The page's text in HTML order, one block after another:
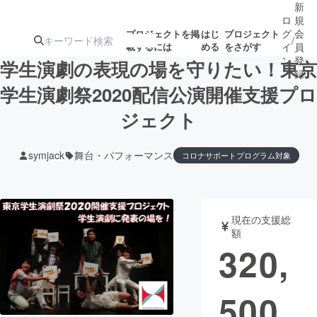
プロジェクトを掲
載するには
はじ
める
プロジェクト
をさがす
注目の新着プロ募集終了が近いプ
テクノロジー・ガジェット ゲーム・サ
映像・映画 書籍・雑誌
ビジネス・起業 チャレンジ
ロ
グ
イ
ン
/
新
規
会
員
登
録
学生演劇の表現の場を守りたい！東京
学生演劇祭2020配信公演開催支援プロ
ジェクト
symjack 舞台・パフォーマンス コロナサポートプログラム対象
現在の支援総
額
320,